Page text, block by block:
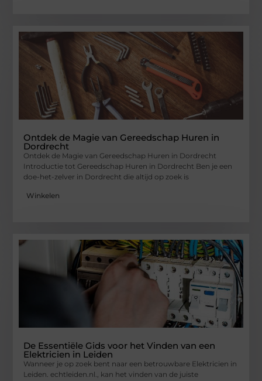
Ontdek de Magie van Gereedschap Huren in
Dordrecht
Ontdek de Magie van Gereedschap Huren in Dordrecht
Introductie tot Gereedschap Huren in Dordrecht Ben je een
doe-het-zelver in Dordrecht die altijd op zoek is
Winkelen
De Essentiële Gids voor het Vinden van een
Elektricien in Leiden
Wanneer je op zoek bent naar een betrouwbare Elektricien in
Leiden. echtleiden.nl., kan het vinden van de juiste